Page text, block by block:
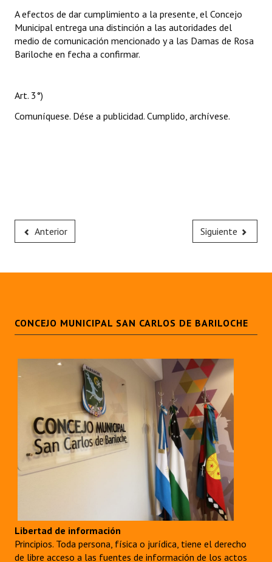
A efectos de dar cumplimiento a la presente, el Concejo
Municipal entrega una distinción a las autoridades del
medio de comunicación mencionado y a las Damas de Rosa
Bariloche en fecha a confirmar.
Art. 3°)
Comuníquese. Dése a publicidad. Cumplido, archívese.
Anterior Siguiente
CONCEJO MUNICIPAL SAN CARLOS DE BARILOCHE
Libertad de información
Principios. Toda persona, física o jurídica, tiene el derecho
de libre acceso a las fuentes de información de los actos